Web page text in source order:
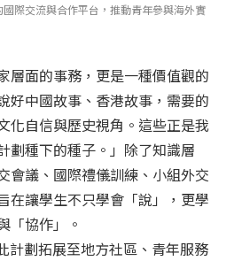
際交流與合作平台，推動青年參與海外實
層面的事務，更是一種價值觀的
好中國故事、香港故事，需要的
化自信與歷史視角。這些正是我
劃種下的種子。」除了知識層
會議、國際禮儀訓練、小組外交
在讓學生不只學會「說」，更學
「協作」。
計劃拓展至地方社區、青年服務